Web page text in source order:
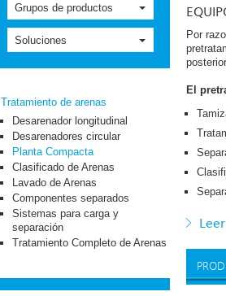
Grupos de productos
Soluciones
Tratamiento de arenas
Desarenador longitudinal
Desarenadores circular
Planta Compacta
Clasificado de Arenas
Lavado de Arenas
Componentes separados
Sistemas para carga y
separación
Tratamiento Completo de Arenas
Por
El
La
a los
La
ahorra